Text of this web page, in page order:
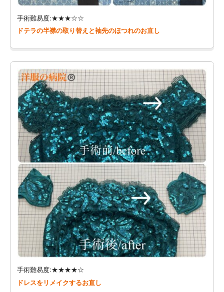
手術難易度:★★★☆☆
ドテラの半襟の取り替えと袖先のほつれのお直し
手術難易度:★★★★☆
ドレスをリメイクするお直し